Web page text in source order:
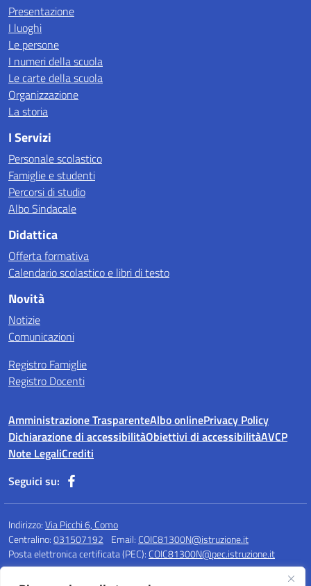
Presentazione
I luoghi
Le persone
I numeri della scuola
Le carte della scuola
Organizzazione
La storia
I Servizi
Personale scolastico
Famiglie e studenti
Percorsi di studio
Albo Sindacale
Didattica
Offerta formativa
Calendario scolastico e libri di testo
Novità
Notizie
Comunicazioni
Registro Famiglie
Registro Docenti
Amministrazione TrasparenteAlbo onlinePrivacy Policy
Dichiarazione di accessibilitàObiettivi di accessibilitàAVCP
Note LegaliCrediti
Seguici su:
Indirizzo:Via Picchi 6, Como
Centralino:031507192 Email: COIC81300N@istruzione.it
Posta elettronica certificata (PEC): COIC81300N@pec.istruzione.it